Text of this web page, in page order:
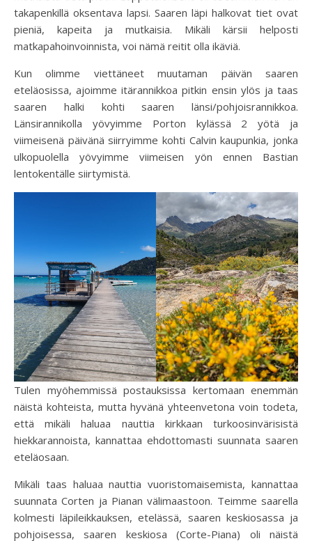
takapenkillä oksentava lapsi. Saaren läpi halkovat tiet ovat
pieniä, kapeita ja mutkaisia. Mikäli kärsii helposti
matkapahoinvoinnista, voi nämä reitit olla ikäviä.
Kun olimme viettäneet muutaman päivän saaren
eteläosissa, ajoimme itärannikkoa pitkin ensin ylös ja taas
saaren halki kohti saaren länsi/pohjoisrannikkoa.
Länsirannikolla yövyimme Porton kylässä 2 yötä ja
viimeisenä päivänä siirryimme kohti Calvin kaupunkia, jonka
ulkopuolella yövyimme viimeisen yön ennen Bastian
lentokentälle siirtymistä.
Tulen myöhemmissä postauksissa kertomaan enemmän
näistä kohteista, mutta hyvänä yhteenvetona voin todeta,
että mikäli haluaa nauttia kirkkaan turkoosinvärisistä
hiekkarannoista, kannattaa ehdottomasti suunnata saaren
eteläosaan.
Mikäli taas haluaa nauttia vuoristomaisemista, kannattaa
suunnata Corten ja Pianan välimaastoon. Teimme saarella
kolmesti läpileikkauksen, etelässä, saaren keskiosassa ja
pohjoisessa, saaren keskiosa (Corte-Piana) oli näistä